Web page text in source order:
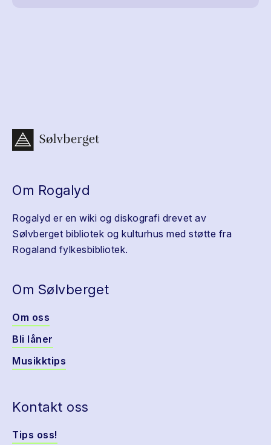
Om Rogalyd
Rogalyd er en wiki og diskografi drevet av
Sølvberget bibliotek og kulturhus med støtte fra
Rogaland fylkesbibliotek.
Om Sølvberget
Om oss
Bli låner
Musikktips
Kontakt oss
Tips oss!